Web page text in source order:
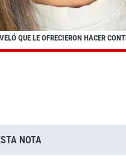
QUE LE OFRECIERON HACER
NOTA